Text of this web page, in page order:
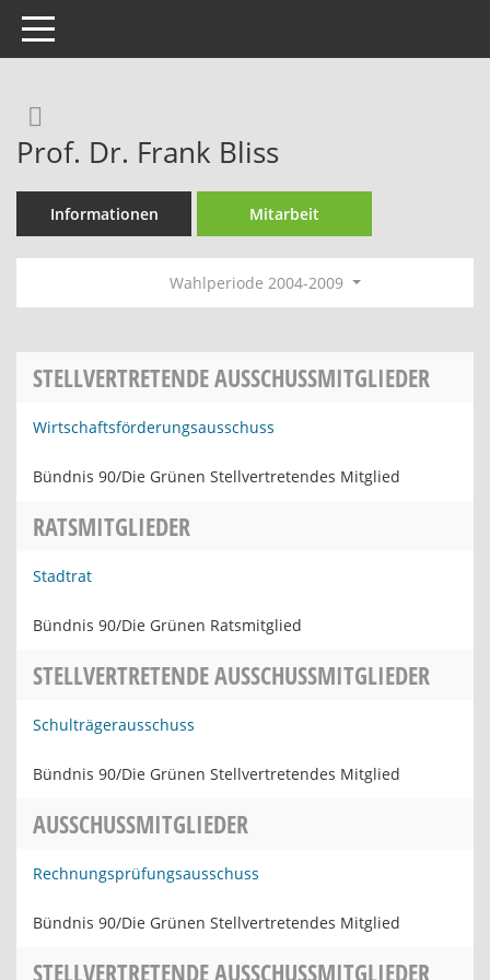
Toggle navigation
Prof. Dr. Frank Bliss
Informationen Mitarbeit
Wahlperiode 2004-2009
STELLVERTRETENDE AUSSCHUSSMITGLIEDER
Wirtschaftsförderungsausschuss
Bündnis 90/Die Grünen Stellvertretendes Mitglied
RATSMITGLIEDER
Stadtrat
Bündnis 90/Die Grünen Ratsmitglied
STELLVERTRETENDE AUSSCHUSSMITGLIEDER
Schulträgerausschuss
Bündnis 90/Die Grünen Stellvertretendes Mitglied
AUSSCHUSSMITGLIEDER
Rechnungsprüfungsausschuss
Bündnis 90/Die Grünen Stellvertretendes Mitglied
STELLVERTRETENDE AUSSCHUSSMITGLIEDER